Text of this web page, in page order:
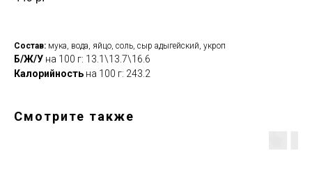
Состав: мука, вода, яйцо, соль, сыр адыгейский, укроп
Б/Ж/У на 100 г: 13.1\13.7\16.6
Калорийность на 100 г: 243.2
Смотрите также